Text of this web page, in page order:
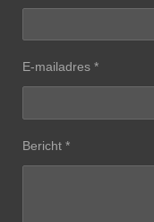
E-mailadres *
Bericht *